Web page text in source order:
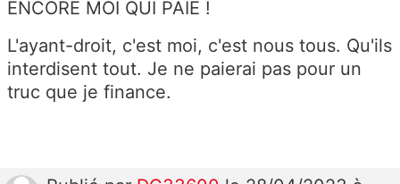
ENCORE MOI QUI PAIE !
L'ayant-droit, c'est moi, c'est nous tous. Qu'ils
interdisent tout. Je ne paierai pas pour un
truc que je finance.